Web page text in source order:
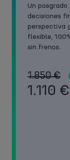
Un
decisiones
perspectiva
flexible,
sin frenos.
1.850 €
1.110 €